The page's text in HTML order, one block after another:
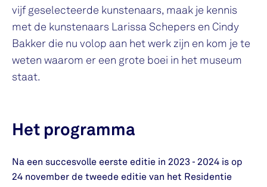
vijf geselecteerde kunstenaars, maak je kennis
met de kunstenaars Larissa Schepers en Cindy
Bakker die nu volop aan het werk zijn en kom je te
weten waarom er een grote boei in het museum
staat.
Het programma
Na een succesvolle eerste editie in 2023 - 2024 is op
24 november de tweede editie van het Residentie